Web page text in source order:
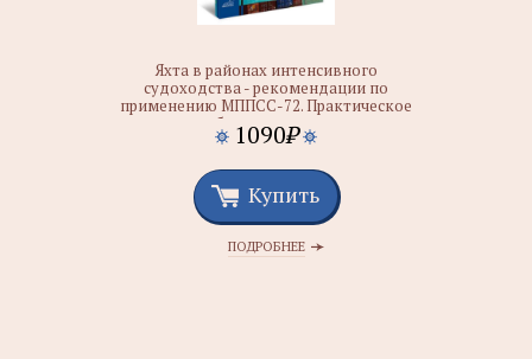
Яхта в районах интенсивного
судоходства - рекомендации по
применению МППСС-72. Практическое
пособие для яхтсменов
1090₽
Купить
ПОДРОБНЕЕ